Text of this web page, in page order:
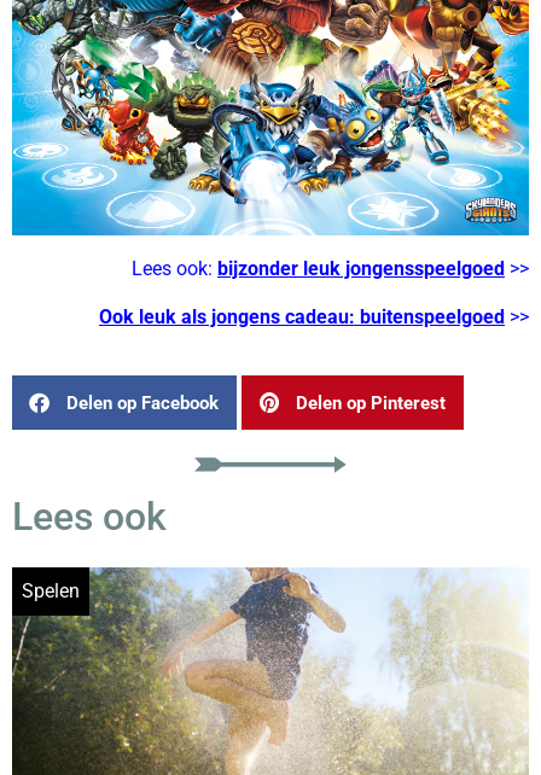
Lees ook: bijzonder leuk jongensspeelgoed >>
Ook leuk als jongens cadeau: buitenspeelgoed >>
Delen op Facebook Delen op Pinterest
Lees ook
Spelen